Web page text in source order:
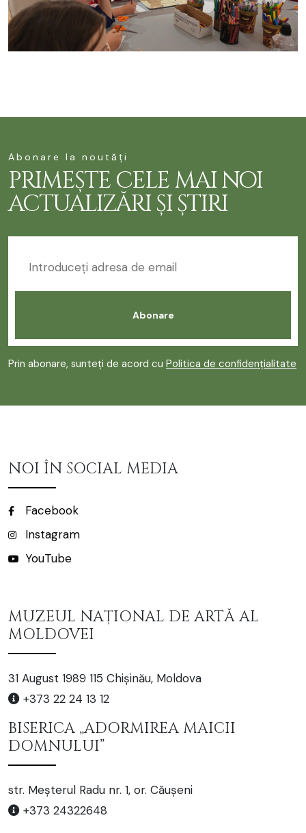
Abonare la noutăți
PRIMEȘTE CELE MAI NOI
ACTUALIZĂRI ȘI ȘTIRI
Prin abonare, sunteți de acord cu Politica de confidențialitate
NOI ÎN SOCIAL MEDIA
Facebook
Instagram
YouTube
MUZEUL NAȚIONAL DE ARTĂ AL
MOLDOVEI
31 August 1989 115 Chișinău, Moldova
+373 22 24 13 12
BISERICA „ADORMIREA MAICII
DOMNULUI”
str. Meșterul Radu nr. 1, or. Căușeni
+373 24322648